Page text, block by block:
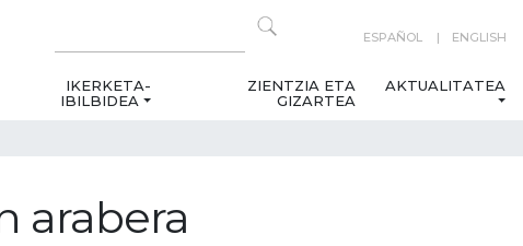
ESPAÑOL ENGLISH
IKERKETA-
IBILBIDEA
ZIENTZIA ETA
GIZARTEA
AKTUALITATEA
arabera